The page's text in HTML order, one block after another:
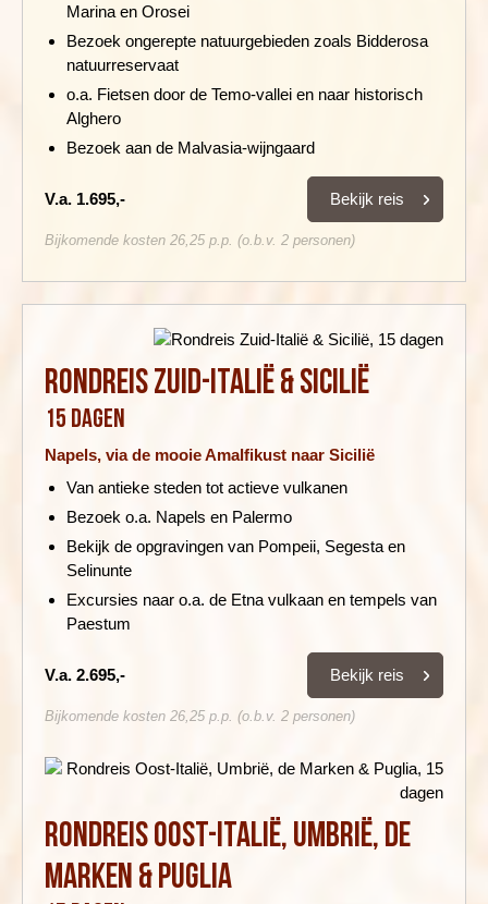
Marina en Orosei
Bezoek ongerepte natuurgebieden zoals Bidderosa
natuurreservaat
o.a. Fietsen door de Temo-vallei en naar historisch
Alghero
Bezoek aan de Malvasia-wijngaard
V.a. 1.695,- Bekijk reis
Bijkomende kosten 26,25 p.p. (o.b.v. 2 personen)
Rondreis Zuid-Italië & Sicilië
15 dagen
Napels, via de mooie Amalfikust naar Sicilië
Van antieke steden tot actieve vulkanen
Bezoek o.a. Napels en Palermo
Bekijk de opgravingen van Pompeii, Segesta en
Selinunte
Excursies naar o.a. de Etna vulkaan en tempels van
Paestum
V.a. 2.695,- Bekijk reis
Bijkomende kosten 26,25 p.p. (o.b.v. 2 personen)
Rondreis Oost-Italië, Umbrië, de
Marken & Puglia